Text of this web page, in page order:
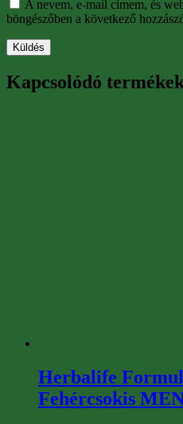
A nevem, e-mail címem, és
böngészőben a következő
Kapcsolódó
Herbalife
Fehércsokis